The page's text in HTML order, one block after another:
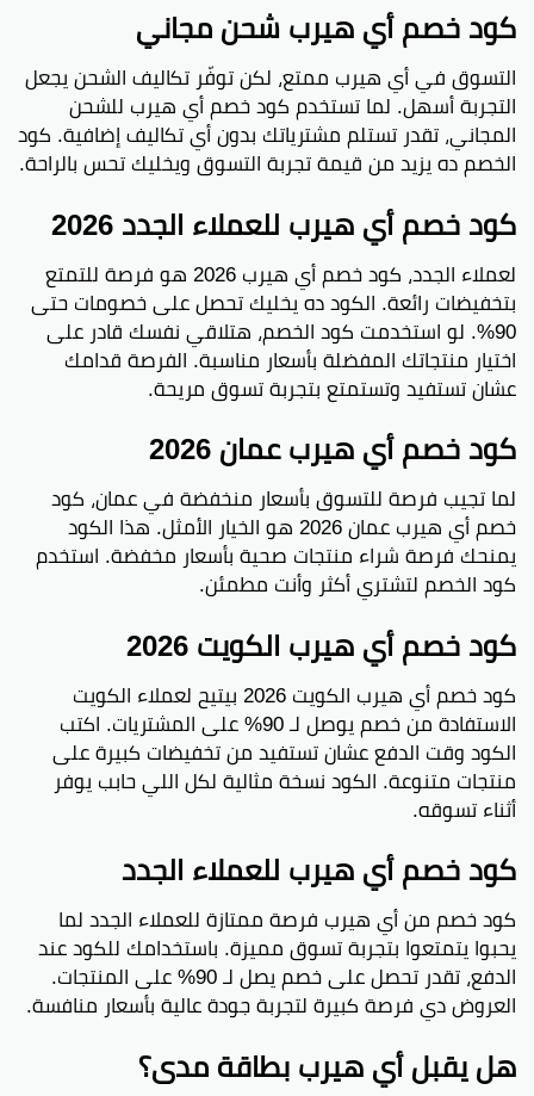
كود خصم أي هيرب شحن مجاني
التسوق في أي هيرب ممتع، لكن توفّر تكاليف الشحن يجعل
التجربة أسهل. لما تستخدم كود خصم أي هيرب للشحن
المجاني، تقدر تستلم مشترياتك بدون أي تكاليف إضافية. كود
الخصم ده يزيد من قيمة تجربة التسوق ويخليك تحس بالراحة.
كود خصم أي هيرب للعملاء الجدد 2026
لعملاء الجدد، كود خصم أي هيرب 2026 هو فرصة للتمتع
بتخفيضات رائعة. الكود ده يخليك تحصل على خصومات حتى
90%. لو استخدمت كود الخصم، هتلاقي نفسك قادر على
اختيار منتجاتك المفضلة بأسعار مناسبة. الفرصة قدامك
عشان تستفيد وتستمتع بتجربة تسوق مريحة.
كود خصم أي هيرب عمان 2026
لما تجيب فرصة للتسوق بأسعار منخفضة في عمان، كود
خصم أي هيرب عمان 2026 هو الخيار الأمثل. هذا الكود
يمنحك فرصة شراء منتجات صحية بأسعار مخفضة. استخدم
كود الخصم لتشتري أكثر وأنت مطمئن.
كود خصم أي هيرب الكويت 2026
كود خصم أي هيرب الكويت 2026 بيتيح لعملاء الكويت
الاستفادة من خصم يوصل لـ 90% على المشتريات. اكتب
الكود وقت الدفع عشان تستفيد من تخفيضات كبيرة على
منتجات متنوعة. الكود نسخة مثالية لكل اللي حابب يوفر
أثناء تسوقه.
كود خصم أي هيرب للعملاء الجدد
كود خصم من أي هيرب فرصة ممتازة للعملاء الجدد لما
يحبوا يتمتعوا بتجربة تسوق مميزة. باستخدامك للكود عند
الدفع، تقدر تحصل على خصم يصل لـ 90% على المنتجات.
العروض دي فرصة كبيرة لتجربة جودة عالية بأسعار منافسة.
هل يقبل أي هيرب بطاقة مدى؟